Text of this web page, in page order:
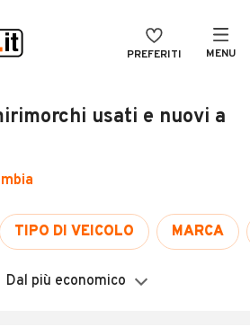
PREFERITI MENU
usati e nuovi a
Dal più economico